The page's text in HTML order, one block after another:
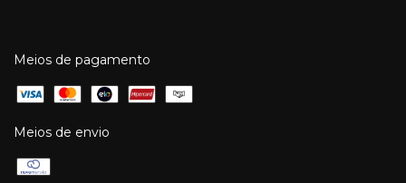
Meios de pagamento
Meios de envio